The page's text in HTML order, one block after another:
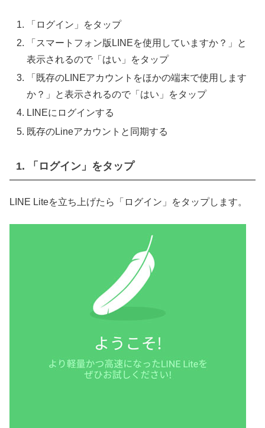
「ログイン」をタップ
「スマートフォン版LINEを使用していますか？」と
表示されるので「はい」をタップ
「既存のLINEアカウントをほかの端末で使用します
か？」と表示されるので「はい」をタップ
LINEにログインする
既存のLineアカウントと同期する
1. 「ログイン」をタップ
LINE Liteを立ち上げたら「ログイン」をタップします。